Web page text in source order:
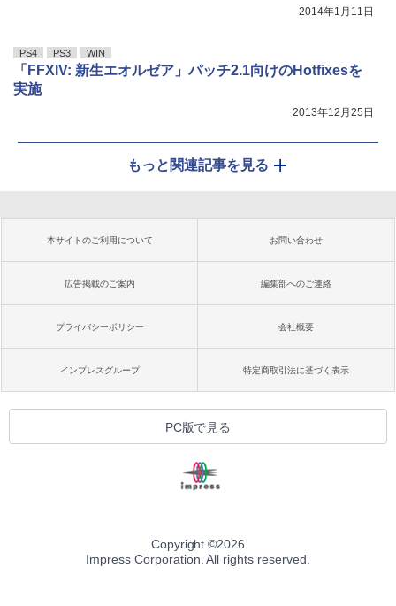
2014年1月11日
PS4 PS3 WIN
「FFXIV: 新生エオルゼア」パッチ2.1向けのHotfixesを
実施
2013年12月25日
もっと関連記事を見る
本サイトのご利用について お問い合わせ
広告掲載のご案内 編集部へのご連絡
プライバシーポリシー 会社概要
インプレスグループ 特定商取引法に基づく表示
PC版で見る
Copyright ©2026
Impress Corporation. All rights reserved.